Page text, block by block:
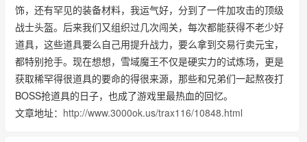
饰，还有罕见的装备材料，我运气好，分到了一件加攻击的顶级
战士头盔。后来我们又组织过几次闯关，每次都能获得不老少好
道具，这些道具要么自己用提升战力，要么拿到交易行卖元宝，
都特别抢手。现在想想，雪域魔王不仅是硬实力的试炼场，更是
获取稀罕得很道具的要命的得很来源，那些和兄弟们一起熬夜打
BOSS抢道具的日子，也成了游戏里最热血的回忆。
文章地址： http://www.3000ok.us/trax116/10848.html